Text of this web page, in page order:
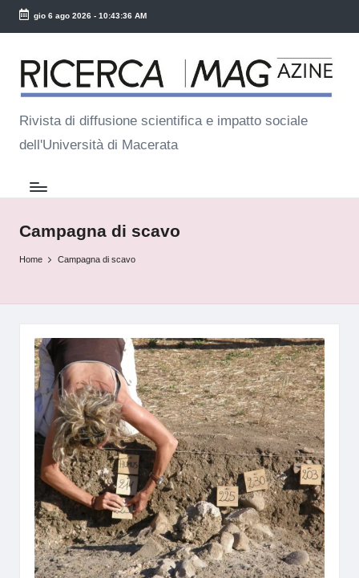
Skip
content
gio 6 ago 2026- 10:43:36 AM
R
ic
e
r
c
a
M
a
Rivista di diffusione scientifica e impatto sociale
dell'Università di Macerata
Campagna di scavo
Home Campagna di scavo